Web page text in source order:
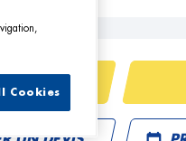
Cookies